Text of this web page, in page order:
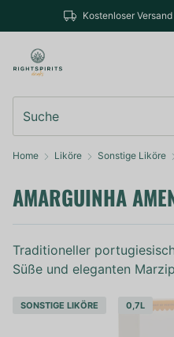
Netto Warenwert
Home Liköre Sonstige Liköre
AMARGUINHA
Traditioneller
Süße und eleganten
SONSTIGE LIKÖRE 0,7L